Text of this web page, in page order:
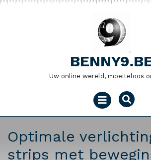
Naar
Uw online wereld, moeiteloos
Menu
openen
Optimale
strips met